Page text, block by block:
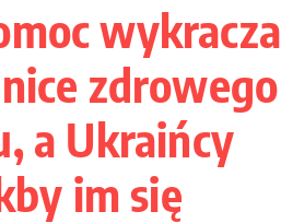
wykracza
zdrowego
a Ukraińcy
im się